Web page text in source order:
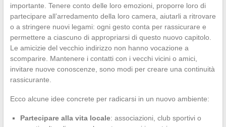
importante. Tenere conto delle loro emozioni, proporre loro di
partecipare all’arredamento della loro camera, aiutarli a ritrovare
o a stringere nuovi legami: ogni gesto conta per rassicurare e
permettere a ciascuno di appropriarsi di questo nuovo capitolo.
Le amicizie del vecchio indirizzo non hanno vocazione a
scomparire. Mantenere i contatti con i vecchi vicini o amici,
invitare nuove conoscenze, sono modi per creare una continuità
rassicurante.
Ecco alcune idee concrete per radicarsi in un nuovo ambiente:
Partecipare alla vita locale: associazioni, club sportivi o